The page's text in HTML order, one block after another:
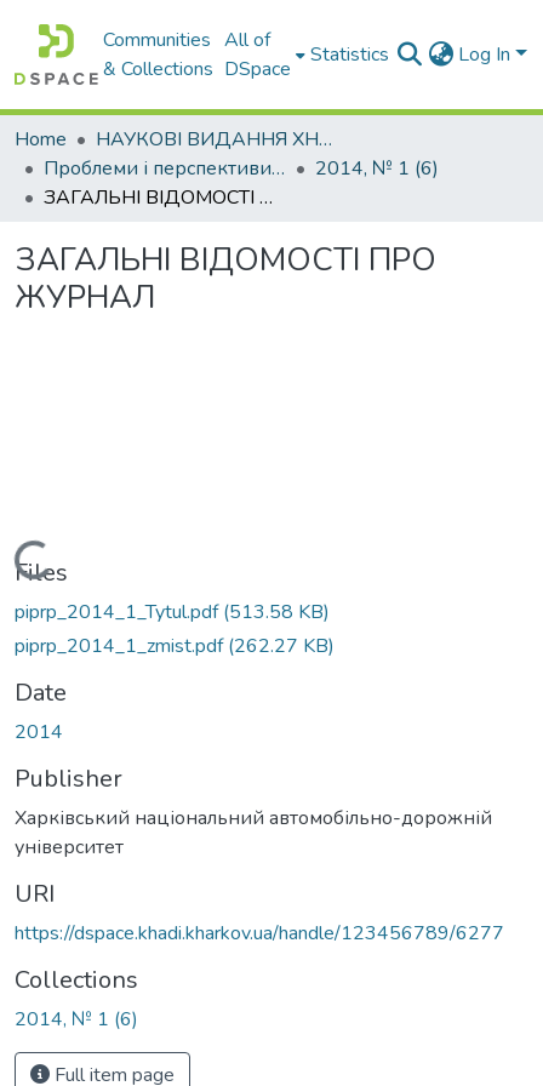
Communities
& Collections
All of
DSpace
Statistics Log In
Home
НАУКОВІ ВИДАННЯ ХНАДУ
Проблеми і перспективи розвитку підприємництва
2014, № 1 (6)
ЗАГАЛЬНІ ВІДОМОСТІ ПРО ЖУРНАЛ
ЗАГАЛЬНІ ВІДОМОСТІ ПРО
ЖУРНАЛ
Loading...
Files
piprp_2014_1_Tytul.pdf(513.58 KB)
piprp_2014_1_zmist.pdf(262.27 KB)
Date
2014
Publisher
Харківський національний автомобільно-дорожній
університет
URI
https://dspace.khadi.kharkov.ua/handle/123456789/6277
Collections
2014, № 1 (6)
Full item page